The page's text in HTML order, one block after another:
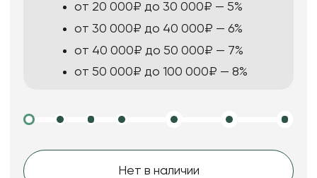
от 20 000₽ до 30 000₽ — 5%
от 30 000₽ до 40 000₽ — 6%
от 40 000₽ до 50 000₽ — 7%
от 50 000₽ до 100 000₽ — 8%
Нет в наличии